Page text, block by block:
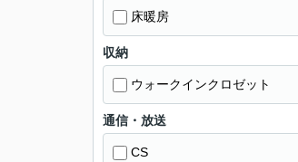
床暖房
収納
ウォークインクロゼット
通信・放送
CS